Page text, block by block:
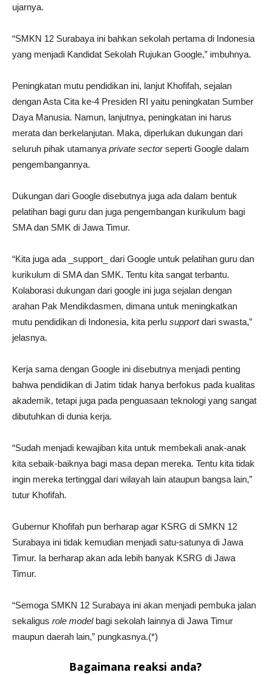
ujarnya.
“SMKN 12 Surabaya ini bahkan sekolah pertama di Indonesia
yang menjadi Kandidat Sekolah Rujukan Google,” imbuhnya.
Peningkatan mutu pendidikan ini, lanjut Khofifah, sejalan
dengan Asta Cita ke-4 Presiden RI yaitu peningkatan Sumber
Daya Manusia. Namun, lanjutnya, peningkatan ini harus
merata dan berkelanjutan. Maka, diperlukan dukungan dari
seluruh pihak utamanya private sectorseperti Google dalam
pengembangannya.
Dukungan dari Google disebutnya juga ada dalam bentuk
pelatihan bagi guru dan juga pengembangan kurikulum bagi
SMA dan SMK di Jawa Timur.
“Kita juga ada _support_ dari Google untuk pelatihan guru dan
kurikulum di SMA dan SMK. Tentu kita sangat terbantu.
Kolaborasi dukungan dari google ini juga sejalan dengan
arahan Pak Mendikdasmen, dimana untuk meningkatkan
mutu pendidikan di Indonesia, kita perlu supportdari swasta,”
jelasnya.
Kerja sama dengan Google ini disebutnya menjadi penting
bahwa pendidikan di Jatim tidak hanya berfokus pada kualitas
akademik, tetapi juga pada penguasaan teknologi yang sangat
dibutuhkan di dunia kerja.
“Sudah menjadi kewajiban kita untuk membekali anak-anak
kita sebaik-baiknya bagi masa depan mereka. Tentu kita tidak
ingin mereka tertinggal dari wilayah lain ataupun bangsa lain,”
tutur Khofifah.
Gubernur Khofifah pun berharap agar KSRG di SMKN 12
Surabaya ini tidak kemudian menjadi satu-satunya di Jawa
Timur. Ia berharap akan ada lebih banyak KSRG di Jawa
Timur.
“Semoga SMKN 12 Surabaya ini akan menjadi pembuka jalan
sekaligus role modelbagi sekolah lainnya di Jawa Timur
maupun daerah lain,” pungkasnya.(*)
Bagaimana reaksi anda?